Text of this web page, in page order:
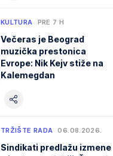
KULTURA PRE 7 H
Večeras je Beograd
muzička prestonica
Evrope: Nik Kejv stiže na
Kalemegdan
TRŽIŠTE RADA 06.08.2026.
Sindikati predlažu izmene